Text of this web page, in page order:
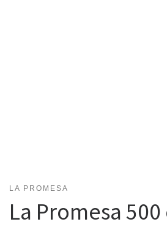
LA PROMESA
La Promesa